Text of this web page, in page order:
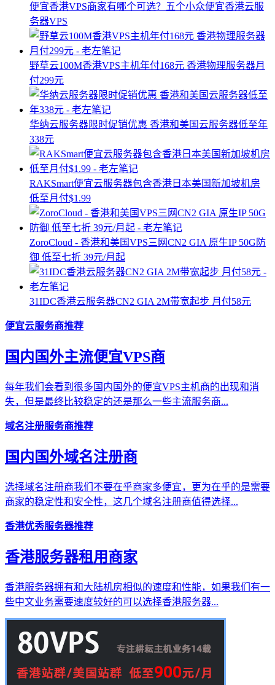
便宜香港VPS商家有哪个可选？五个小众便宜香港云服
务器VPS
野草云100M香港VPS主机年付168元 香港物理服务器月
付299元
华纳云服务器限时促销优惠 香港和美国云服务器低至年
338元
RAKSmart便宜云服务器包含香港日本美国新加坡机房
低至月付$1.99
ZoroCloud - 香港和美国VPS三网CN2 GIA 原生IP 50G防
御 低至七折 39元/月起
31IDC香港云服务器CN2 GIA 2M带宽起步 月付58元
便宜云服务商推荐
国内国外主流便宜VPS商
每年我们会看到很多国内国外的便宜VPS主机商的出现和消
失，但是最终比较稳定的还是那么一些主流服务商...
域名注册服务商推荐
国内国外域名注册商
选择域名注册商我们不要在乎商家多便宜，更为在乎的是需要
商家的稳定性和安全性，这几个域名注册商值得选择...
香港优秀服务器推荐
香港服务器租用商家
香港服务器拥有和大陆机房相似的速度和性能，如果我们有一
些中文业务需要速度较好的可以选择香港服务器...